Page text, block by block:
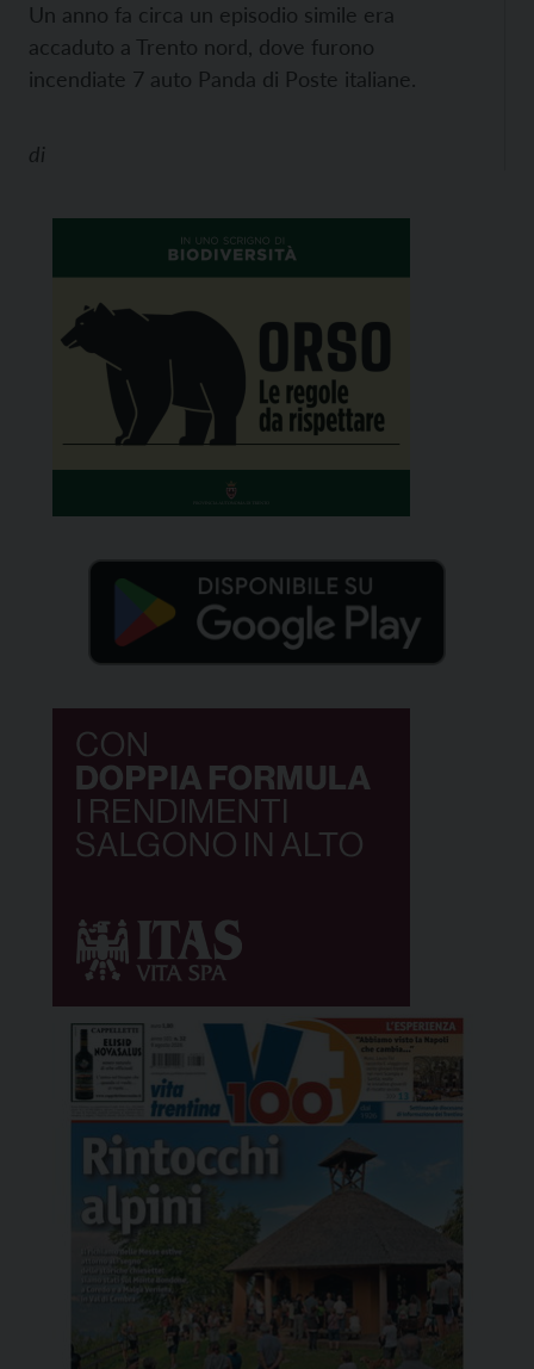
Un anno fa circa un episodio simile era
accaduto a Trento nord, dove furono
incendiate 7 auto Panda di Poste italiane.
di